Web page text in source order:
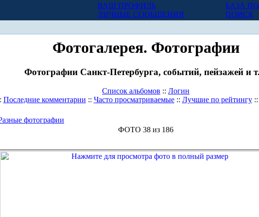
ВАШ ПРОФИЛЬ
ЛИЧНЫЕ СООБЩЕНИЯ
БАЗА
ПОИСК
Фотогалерея. Фотографии
Фотографии Санкт-Петербурга, событий, пейзажей и
Список альбомов :: Логин
Последние комментарии :: Часто просматриваемые:: Лучшие по рейтингу::
фотографии
ФОТО 38 из 186